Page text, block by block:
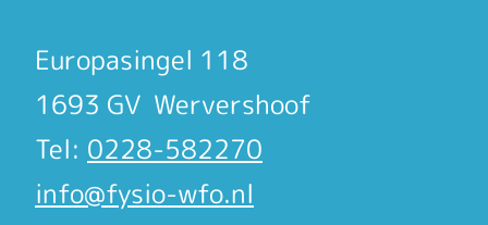
Europasingel 118
1693 GV Wervershoof
Tel: 0228-582270
info@fysio-wfo.nl